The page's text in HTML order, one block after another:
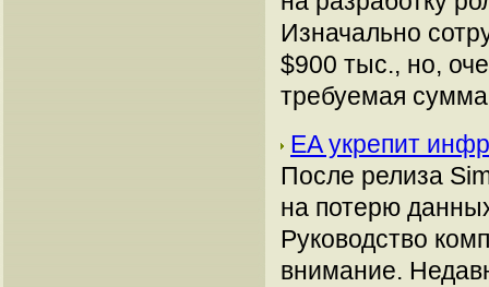
Изначально
$900 тыс., но,
требуемая
EA укрепит
После релиза
на потерю
Руководство
внимание.